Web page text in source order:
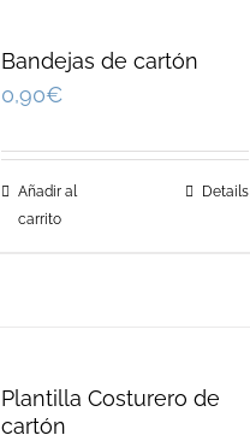
Bandejas de cartón
0,90€
Añadir al
carrito
Details
Plantilla Costurero de
cartón